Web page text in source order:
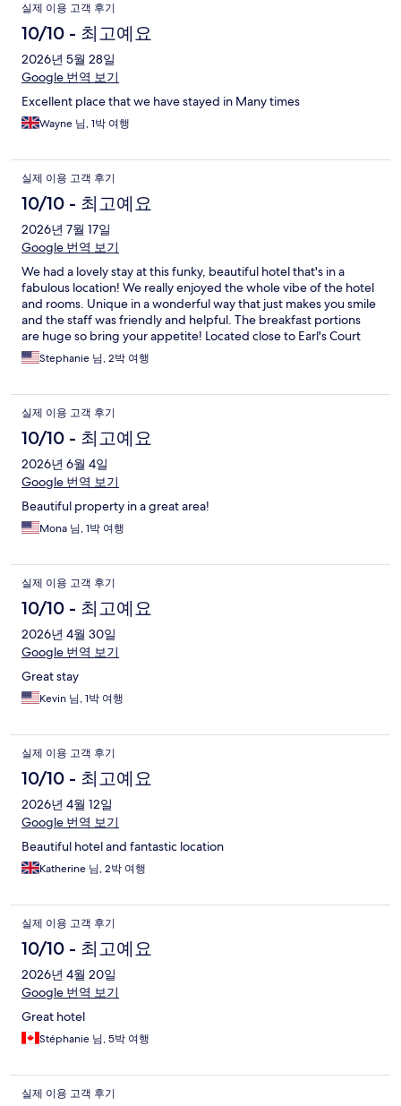
실제 이용 고객 후기
10/10 - 최고예요
2026년 5월 28일
Google 번역 보기
Excellent place that we have stayed in Many times
Wayne 님, 1박 여행
실제 이용 고객 후기
10/10 - 최고예요
2026년 7월 17일
Google 번역 보기
We had a lovely stay at this funky, beautiful hotel that's in a
fabulous location! We really enjoyed the whole vibe of the hotel
and rooms. Unique in a wonderful way that just makes you smile
and the staff was friendly and helpful. The breakfast portions
are huge so bring your appetite! Located close to Earl's Court
you have many options for dining out as well.
Stephanie 님, 2박 여행
실제 이용 고객 후기
10/10 - 최고예요
2026년 6월 4일
Google 번역 보기
Beautiful property in a great area!
Mona 님, 1박 여행
실제 이용 고객 후기
10/10 - 최고예요
2026년 4월 30일
Google 번역 보기
Great stay
Kevin 님, 1박 여행
실제 이용 고객 후기
10/10 - 최고예요
2026년 4월 12일
Google 번역 보기
Beautiful hotel and fantastic location
Katherine 님, 2박 여행
실제 이용 고객 후기
10/10 - 최고예요
2026년 4월 20일
Google 번역 보기
Great hotel
Stéphanie 님, 5박 여행
실제 이용 고객 후기